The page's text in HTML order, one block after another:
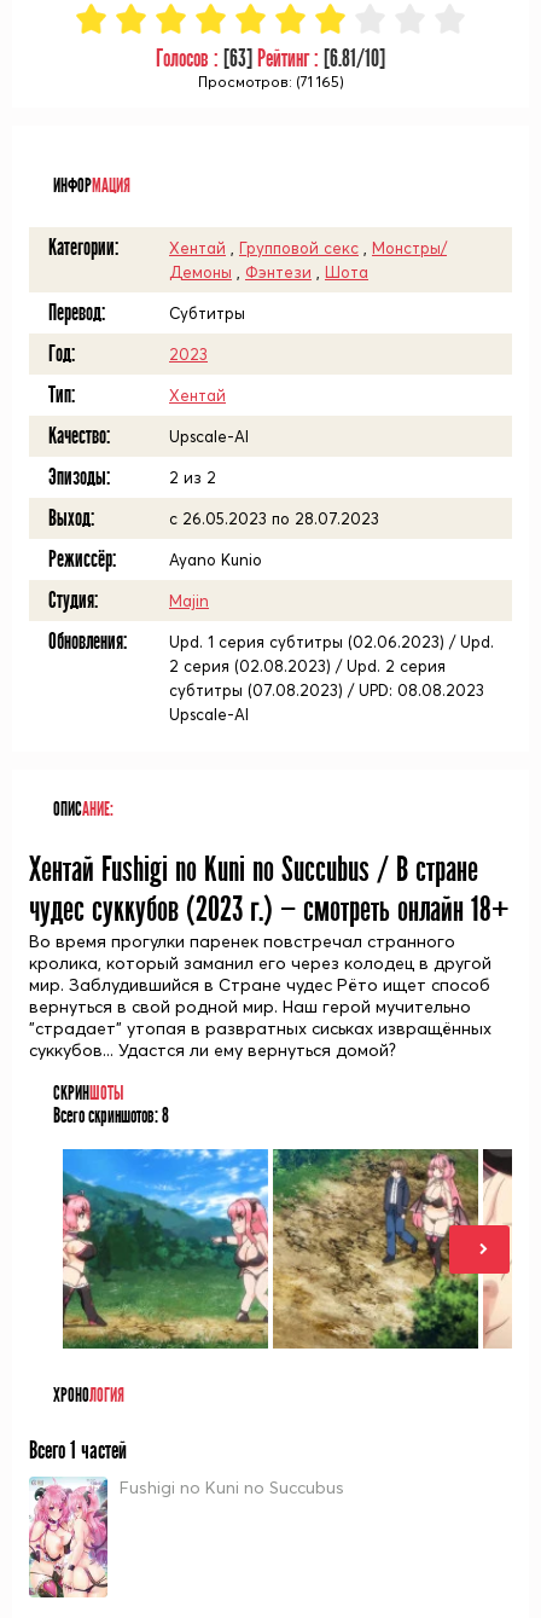
Голосов : [63] Рейтинг : [6.81/10]
Просмотров: (71 165)
ИНФОРМАЦИЯ
Категории: Хентай Групповой секс
Монстры/
Демоны
Фэнтези Шота
Перевод: Субтитры
Год: 2023
Тип: Хентай
Качество: Upscale-AI
Эпизоды: 2 из 2
Выход: с 26.05.2023 по 28.07.2023
Режиссёр: Ayano Kunio
Студия: Majin
Обновления:
Upd. 1 серия субтитры (02.06.2023) / Upd.
2 серия (02.08.2023) / Upd. 2 серия
субтитры (07.08.2023) / UPD: 08.08.2023
Upscale-AI
ОПИСАНИЕ:
Хентай Fushigi no Kuni no Succubus / В стране
чудес суккубов (2023 г.) — смотреть онлайн 18+
Во время прогулки паренек повстречал странного
кролика, который заманил его через колодец в другой
мир. Заблудившийся в Стране чудес Рёто ищет способ
вернуться в свой родной мир. Наш герой мучительно
"страдает" утопая в развратных сиськах извращённых
суккубов... Удастся ли ему вернуться домой?
СКРИН ШОТЫ
Всего скриншотов:8
ХРОНОЛОГИЯ
Всего 1 частей
Fushigi no Kuni no Succubus